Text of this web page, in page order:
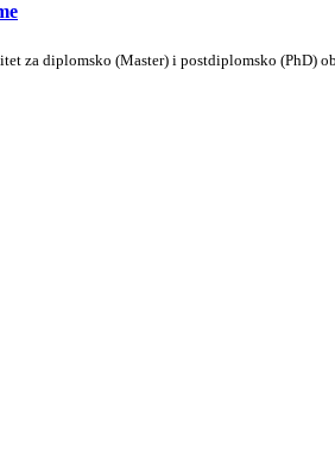
za diplomsko (Master) i postdiplomsko